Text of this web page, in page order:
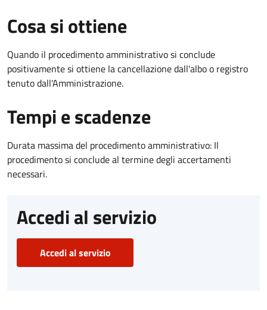
Cosa si ottiene
Quando il procedimento amministrativo si conclude
positivamente si ottiene la cancellazione dall'albo o registro
tenuto dall'Amministrazione.
Tempi e scadenze
Durata massima del procedimento amministrativo: Il
procedimento si conclude al termine degli accertamenti
necessari.
Accedi al servizio
Accedi al servizio